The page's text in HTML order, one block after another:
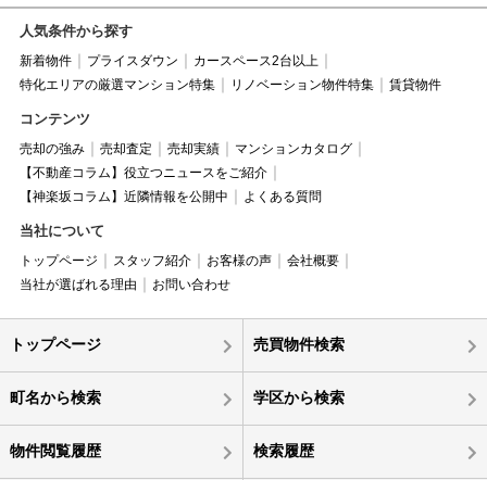
人気条件から探す
新着物件 プライスダウン
カースペース2台以上
特化エリアの厳選マンション特集
リノベーション物件特集 賃貸物件
コンテンツ
売却の強み 売却査定 売却実績
マンションカタログ
【不動産コラム】役立つニュースをご紹介
【神楽坂コラム】近隣情報を公開中
よくある質問
当社について
トップページ スタッフ紹介 お客様の声
会社概要
当社が選ばれる理由
お問い合わせ
トップページ 売買物件検索
町名から検索 学区から検索
物件閲覧履歴 検索履歴